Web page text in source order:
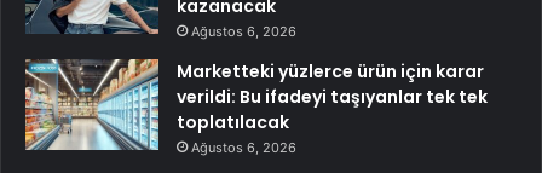
kazanacak
Ağustos 6, 2026
Marketteki yüzlerce ürün için karar
verildi: Bu ifadeyi taşıyanlar tek tek
toplatılacak
Ağustos 6, 2026